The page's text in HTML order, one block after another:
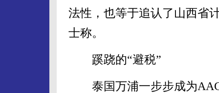
法性，也等于追认了山西省
士称。
蹊跷的“避税”
泰国万浦一步步成为